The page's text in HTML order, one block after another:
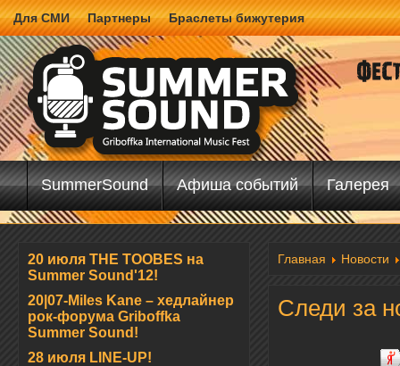
Для СМИ Партнеры Браслеты бижутерия
SummerSound Афиша событий Галерея
20 июля THE TOOBES на
Summer Sound'12!
20|07-Miles Kane – хедлайнер
рок-форума Griboffka
Summer Sound!
28 июля LINE-UP!
Главная Новости
Следи за